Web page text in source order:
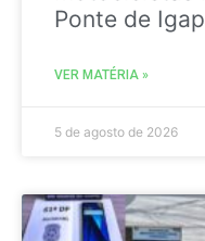
Ponte de
VER MATÉRIA »
5 de agosto de 2026